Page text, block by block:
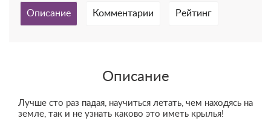
Описание Комментарии Рейтинг
Описание
Лучше сто раз падая, научиться летать, чем находясь на
земле, так и не узнать каково это иметь крылья!